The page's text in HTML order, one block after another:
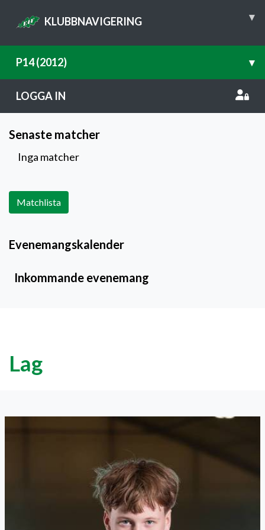
KLUBBNAVIGERING ▾
P14 (2012) ▾
LOGGA IN
Senaste matcher
Inga matcher
Matchlista
Evenemangskalender
Inkommande evenemang
Lag